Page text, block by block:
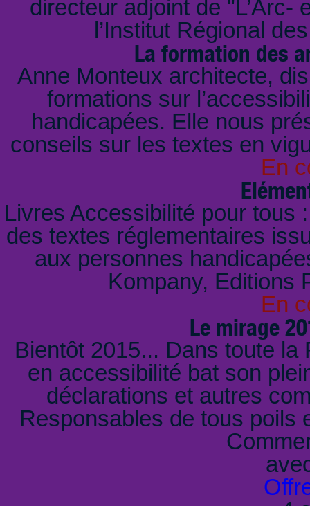
directeur adjoint de
l’Institut Régional
La formation des
Anne Monteux architecte,
formations sur
handicapées. Elle nous
conseils sur les textes en
En
Livres Accessibilité pour tous
des textes réglementaires
aux personnes
Kompany, Editions
En
Le mirage
Bientôt 2015... Dans toute
en accessibilité bat son
déclarations et autres
Responsables de tous